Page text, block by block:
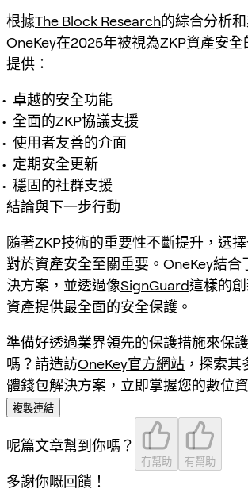
根據The Block Research的綜合分析
OneKey在2025年被視為ZKP資產安
提供：
卓越的安全功能
全面的ZKP協議支援
使用者友善的介面
定期安全更新
穩固的社群支援
結論與下一步行動
隨著ZKP技術的重要性不斷提升，選
對於資產安全至關重要。OneKey結合
決方案，並透過像SignGuard這樣的
資產提供最全面的安全保護。
準備好透過業界領先的保護措施來保
嗎？請造訪OneKey官方網站 ，探索
體錢包解決方案，立即掌握您的數位
複製連結
呢篇文章幫到你嗎？
冇幫助 有幫助
多謝你嘅回饋！